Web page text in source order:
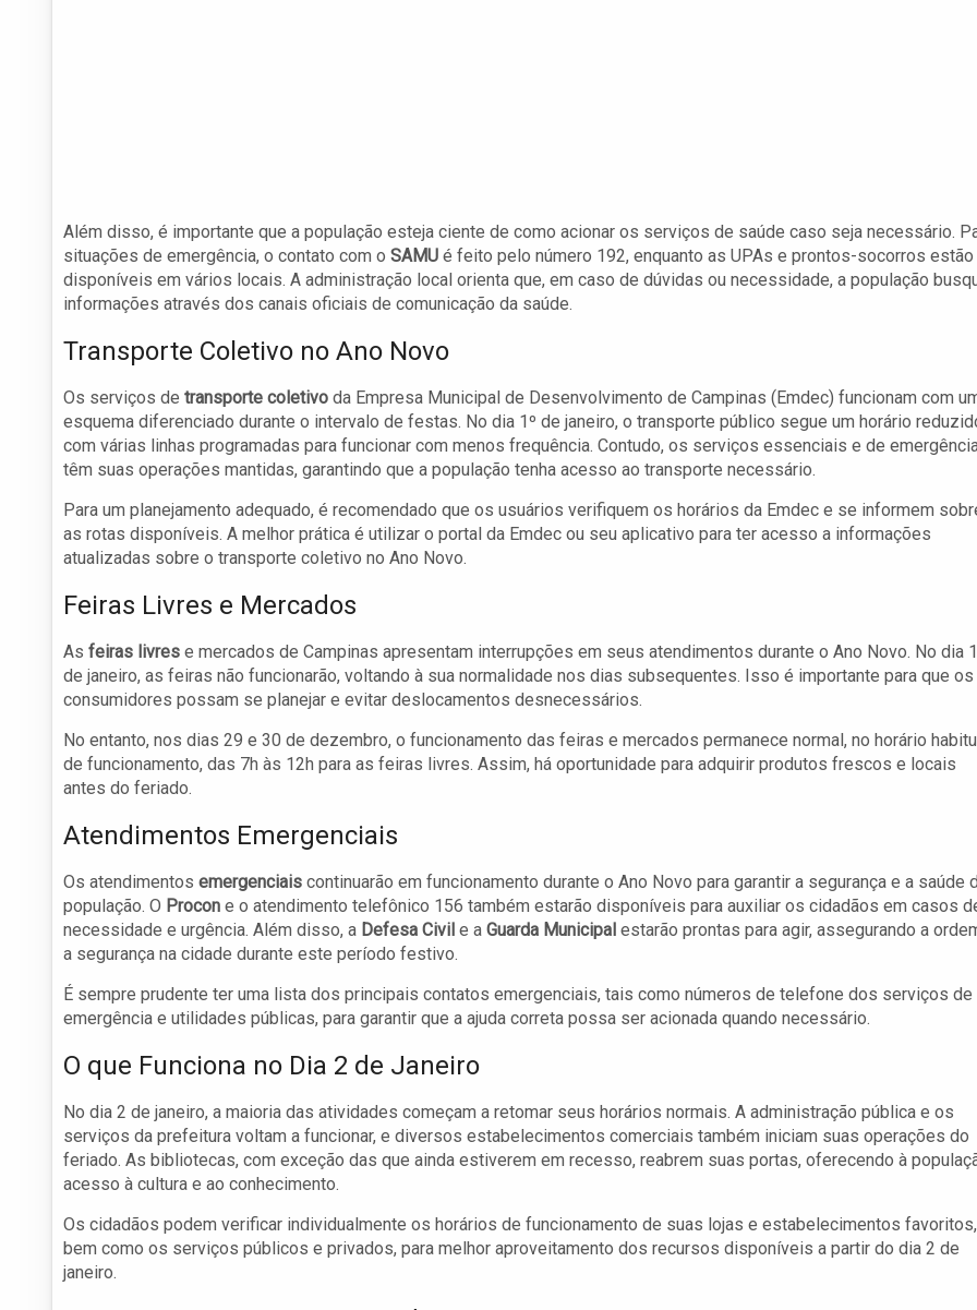
Além disso, é importante que a população esteja ciente de como acionar os serviços de saúde caso seja necessário.
situações de emergência, o contato com o SAMU é feito pelo número 192, enquanto as UPAs e prontos-socorros estão
disponíveis em vários locais. A administração local orienta que, em caso de dúvidas ou necessidade, a população
informações através dos canais oficiais de comunicação da saúde.
Transporte Coletivo no Ano Novo
Os serviços de transporte coletivo da Empresa Municipal de Desenvolvimento de Campinas (Emdec) funcionam com
esquema diferenciado durante o intervalo de festas. No dia 1º de janeiro, o transporte público segue um horário
com várias linhas programadas para funcionar com menos frequência. Contudo, os serviços essenciais e de
têm suas operações mantidas, garantindo que a população tenha acesso ao transporte necessário.
Para um planejamento adequado, é recomendado que os usuários verifiquem os horários da Emdec e se informem
as rotas disponíveis. A melhor prática é utilizar o portal da Emdec ou seu aplicativo para ter acesso a informações
atualizadas sobre o transporte coletivo no Ano Novo.
Feiras Livres e Mercados
As feiras livres e mercados de Campinas apresentam interrupções em seus atendimentos durante o Ano Novo. No dia
de janeiro, as feiras não funcionarão, voltando à sua normalidade nos dias subsequentes. Isso é importante para que os
consumidores possam se planejar e evitar deslocamentos desnecessários.
No entanto, nos dias 29 e 30 de dezembro, o funcionamento das feiras e mercados permanece normal, no horário
de funcionamento, das 7h às 12h para as feiras livres. Assim, há oportunidade para adquirir produtos frescos e locais
antes do feriado.
Atendimentos Emergenciais
Os atendimentos emergenciais continuarão em funcionamento durante o Ano Novo para garantir a segurança e a saúde
população. O Procon e o atendimento telefônico 156 também estarão disponíveis para auxiliar os cidadãos em casos
necessidade e urgência. Além disso, a Defesa Civil e a Guarda Municipal estarão prontas para agir, assegurando a
a segurança na cidade durante este período festivo.
É sempre prudente ter uma lista dos principais contatos emergenciais, tais como números de telefone dos serviços de
emergência e utilidades públicas, para garantir que a ajuda correta possa ser acionada quando necessário.
O que Funciona no Dia 2 de Janeiro
No dia 2 de janeiro, a maioria das atividades começam a retomar seus horários normais. A administração pública e os
serviços da prefeitura voltam a funcionar, e diversos estabelecimentos comerciais também iniciam suas operações do
feriado. As bibliotecas, com exceção das que ainda estiverem em recesso, reabrem suas portas, oferecendo à
acesso à cultura e ao conhecimento.
Os cidadãos podem verificar individualmente os horários de funcionamento de suas lojas e estabelecimentos favoritos,
bem como os serviços públicos e privados, para melhor aproveitamento dos recursos disponíveis a partir do dia 2 de
janeiro.